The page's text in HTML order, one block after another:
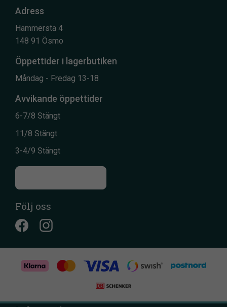
Adress
Hammersta 4
148 91 Ösmo
Öppettider i lagerbutiken
Måndag - Fredag 13-18
Avvikande öppettider
6-7/8 Stängt
11/8 Stängt
3-4/9 Stängt
Följ oss